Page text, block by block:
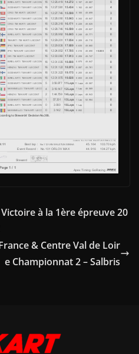
à la 1ère épreuve 20
& Centre Val de Loir
e Championnat 2 – Salbris